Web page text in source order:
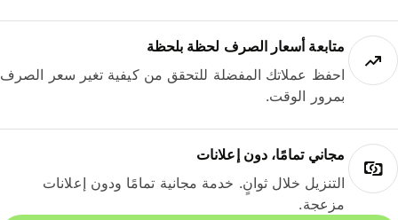
متابعة أسعار الصرف لحظة بلحظة
احفظ عملاتك المفضلة للتحقق من كيفية تغير سعر الصرف
بمرور الوقت.
مجاني تمامًا، دون إعلانات
التنزيل خلال ثوانٍ. خدمة مجانية تمامًا ودون إعلانات
مزعجة.